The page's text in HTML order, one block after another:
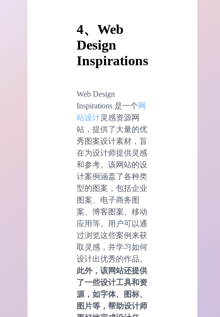
4、Web
Design
Inspirations
Web Design
Inspirations 是一个网
站设计灵感资源网
站，提供了大量的优
秀图案设计素材，旨
在为设计师提供灵感
和参考。该网站的设
计案例涵盖了各种类
型的图案，包括企业
图案、电子商务图
案、博客图案、移动
应用等。用户可以通
过浏览这些案例来获
取灵感，并学习如何
设计出优秀的作品。
此外，该网站还提供
了一些设计工具和资
源，如字体、图标、
图片等，帮助设计师